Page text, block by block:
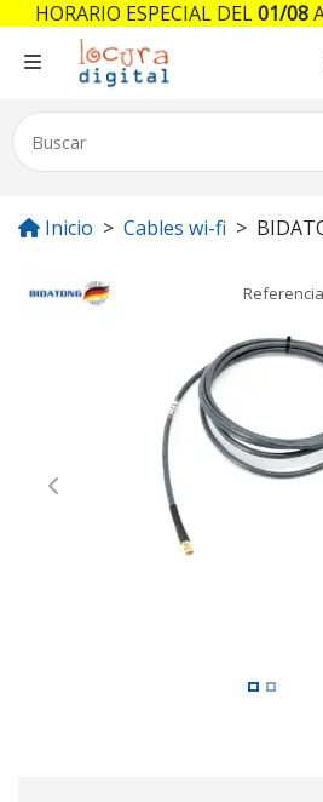
Inicio Cables wi-fi
Referencia
Previous
HORARIO ESPECIAL DEL01/08